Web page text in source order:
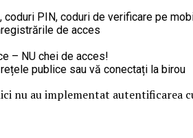
PIN, coduri de verificare pe
de acces
– NU chei de acces!
publice sau vă conectați la birou
nu au implementat autentificarea